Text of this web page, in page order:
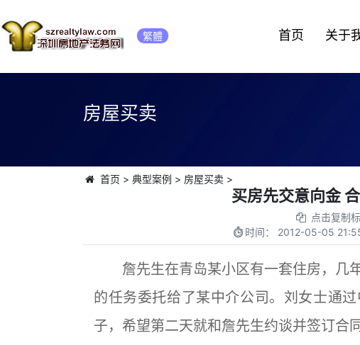
繁體 首页 关于
房屋买卖
首页 > 典型案例 > 房屋买卖>
买房先交意向金
点击复制
时间： 2012-05-05
詹先生在青岛某小区有一套住房，几
的任务委托给了某中介公司。刘女士通
子，希望第二天就和詹先生约谈并签订合